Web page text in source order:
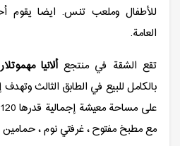
للأطفال وملعب تنس. ايضا يقوم
العامة.
تقع الشقة في منتجعألانيا
بالكامل للبيع في الطابق الثالث
مع مطبخ مفتوح ، غرفتي نوم ،